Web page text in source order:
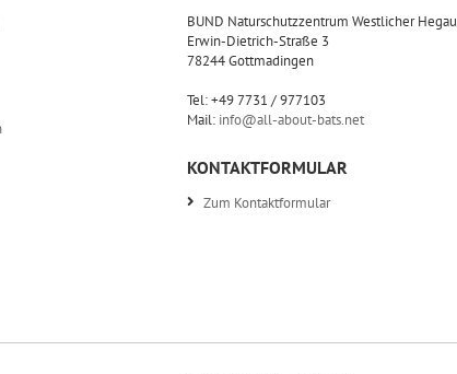
BUND Naturschutzzentrum Westlicher Hegau
Erwin-Dietrich-Straße 3
78244 Gottmadingen
Tel: +49 7731 / 977103
Mail: info@all-about-bats.net
KONTAKTFORMULAR
Zum Kontaktformular